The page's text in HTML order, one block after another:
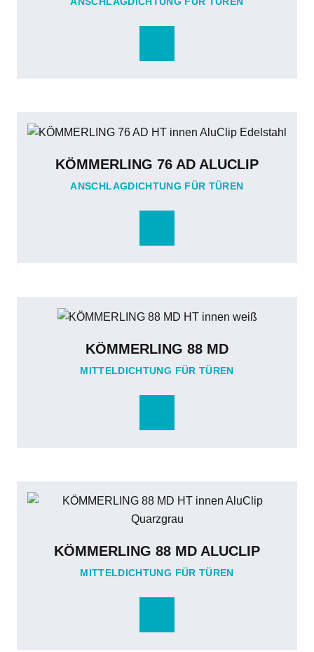
KÖMMERLING 76 AD ALUCLIP
ANSCHLAGDICHTUNG FÜR TÜREN
KÖMMERLING 88 MD
MITTELDICHTUNG FÜR TÜREN
KÖMMERLING 88 MD ALUCLIP
MITTELDICHTUNG FÜR TÜREN